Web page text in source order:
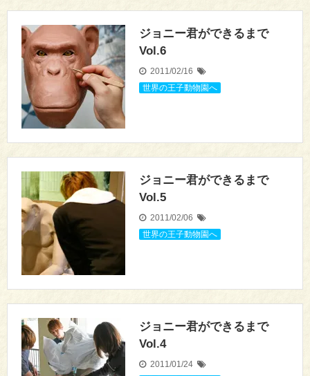
ジョニー君ができるまで
Vol.6
2011/02/16
世界の王子動物園へ
ジョニー君ができるまで
Vol.5
2011/02/06
世界の王子動物園へ
ジョニー君ができるまで
Vol.4
2011/01/24